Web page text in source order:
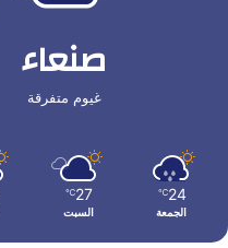
صنعاء
غيوم متفرقة
24
℃
الجمعة
27
℃
السبت